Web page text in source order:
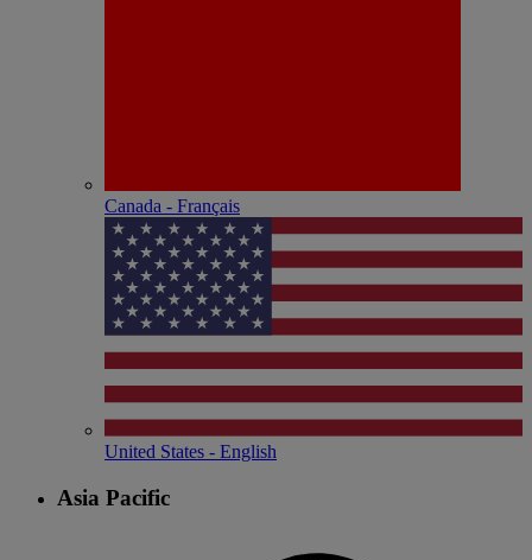
Canada - Français
United States - English
Asia Pacific